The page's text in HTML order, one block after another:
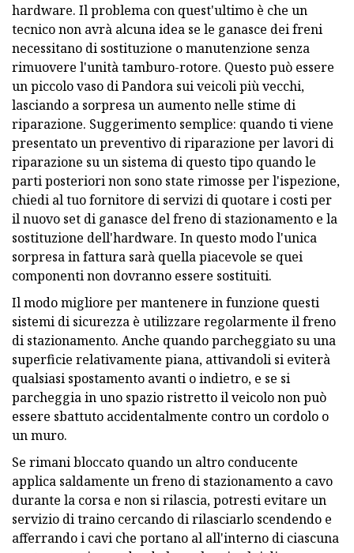
hardware. Il problema con quest'ultimo è che un
tecnico non avrà alcuna idea se le ganasce dei freni
necessitano di sostituzione o manutenzione senza
rimuovere l'unità tamburo-rotore. Questo può essere
un piccolo vaso di Pandora sui veicoli più vecchi,
lasciando a sorpresa un aumento nelle stime di
riparazione. Suggerimento semplice: quando ti viene
presentato un preventivo di riparazione per lavori di
riparazione su un sistema di questo tipo quando le
parti posteriori non sono state rimosse per l'ispezione,
chiedi al tuo fornitore di servizi di quotare i costi per
il nuovo set di ganasce del freno di stazionamento e la
sostituzione dell'hardware. In questo modo l'unica
sorpresa in fattura sarà quella piacevole se quei
componenti non dovranno essere sostituiti.
Il modo migliore per mantenere in funzione questi
sistemi di sicurezza è utilizzare regolarmente il freno
di stazionamento. Anche quando parcheggiato su una
superficie relativamente piana, attivandoli si eviterà
qualsiasi spostamento avanti o indietro, e se si
parcheggia in uno spazio ristretto il veicolo non può
essere sbattuto accidentalmente contro un cordolo o
un muro.
Se rimani bloccato quando un altro conducente
applica saldamente un freno di stazionamento a cavo
durante la corsa e non si rilascia, potresti evitare un
servizio di traino cercando di rilasciarlo scendendo e
afferrando i cavi che portano al all'interno di ciascuna